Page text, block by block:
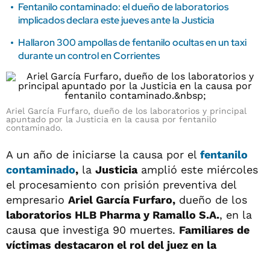
Fentanilo contaminado: el dueño de laboratorios
implicados declara este jueves ante la Justicia
Hallaron 300 ampollas de fentanilo ocultas en un taxi
durante un control en Corrientes
Ariel García Furfaro, dueño de los laboratorios y principal
apuntado por la Justicia en la causa por fentanilo
contaminado.
A un año de iniciarse la causa por el fentanilo
contaminado, la Justiciaamplió este miércoles
el procesamiento con prisión preventiva del
empresario Ariel García Furfaro, dueño de los
laboratorios HLB Pharma y Ramallo S.A., en la
causa que investiga 90 muertes. Familiares de
víctimas destacaron el rol del juez en la